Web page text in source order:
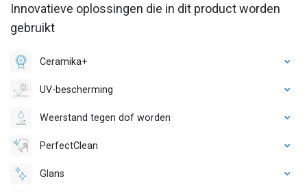
Innovatieve oplossingen die in dit product worden
gebruikt
Ceramika+
UV-bescherming
Weerstand tegen dof worden
PerfectClean
Glans